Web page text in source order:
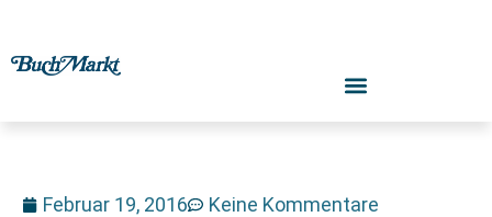
Februar 19, 2016 Keine Kommentare